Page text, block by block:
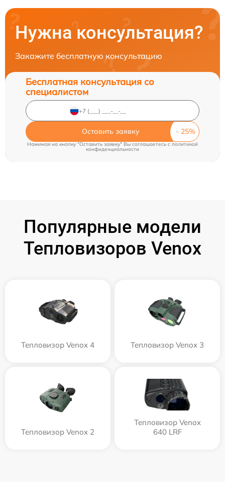
Нужна консультация?
Закажите бесплатную консультацию
Бесплатная консультация со
специалистом
Оставить заявку
Нажимая на кнопку "Оставить заявку" Вы соглашаетесь cполитикой
конфиденциальности
Популярные модели
Тепловизоров Venox
Тепловизор Venox 4 Тепловизор Venox 3
Тепловизор Venox 2
Тепловизор Venox
640 LRF